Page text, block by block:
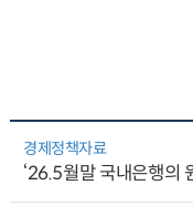
경제정책자료
‘26.5월말 국내은행의